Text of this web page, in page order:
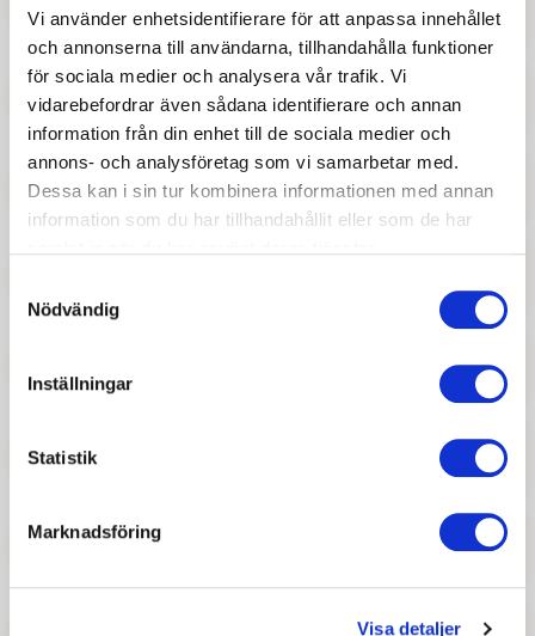
Vi använder enhetsidentifierare för att anpassa innehållet
och annonserna till användarna, tillhandahålla funktioner
för sociala medier och analysera vår trafik. Vi
vidarebefordrar även sådana identifierare och annan
information från din enhet till de sociala medier och
annons- och analysföretag som vi samarbetar med.
Dessa kan i sin tur kombinera informationen med annan
information som du har tillhandahållit eller som de har
Nödvändig
Inställningar
Statistik
Marknadsföring
Visa detaljer
Pris
127 :-
Maileg - Bil i trä, corall
Pris
127 :-
BRIO - Raka skenor
Viking Toys - Brandbil,
277 :-
Viking Toys - Grävlastbil,